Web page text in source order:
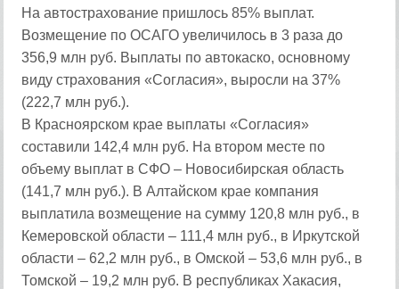
На автострахование пришлось 85% выплат.
Возмещение по ОСАГО увеличилось в 3 раза до
356,9 млн руб. Выплаты по автокаско, основному
виду страхования «Согласия», выросли на 37%
(222,7 млн руб.).
В Красноярском крае выплаты «Согласия»
составили 142,4 млн руб. На втором месте по
объему выплат в СФО – Новосибирская область
(141,7 млн руб.). В Алтайском крае компания
выплатила возмещение на сумму 120,8 млн руб., в
Кемеровской области – 111,4 млн руб., в Иркутской
области – 62,2 млн руб., в Омской – 53,6 млн руб., в
Томской – 19,2 млн руб. В республиках Хакасия,